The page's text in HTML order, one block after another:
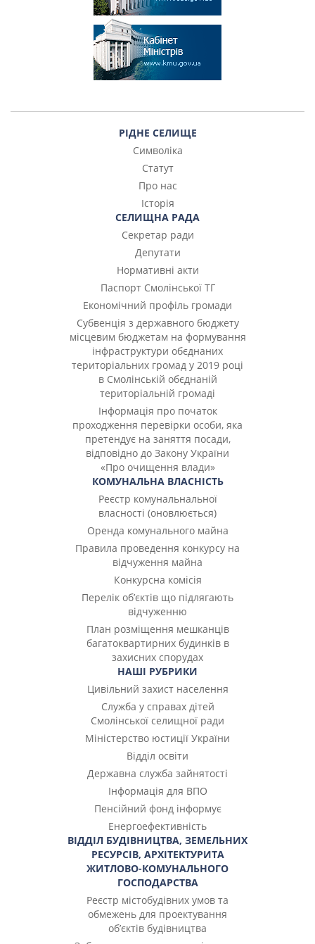
РІДНЕ СЕЛИЩЕ
Символіка
Статут
Про нас
Історія
СЕЛИЩНА РАДА
Секретар ради
Депутати
Нормативні акти
Паспорт Смолінської ТГ
Економічний профіль громади
Субвенція з державного бюджету
місцевим бюджетам на формування
інфраструктури обєднаних
територіальних громад у 2019 році
в Смолінській обєднаній
територіальній громаді
Інформація про початок
проходження перевірки особи, яка
претендує на заняття посади,
відповідно до Закону України
«Про очищення влади»
КОМУНАЛЬНА ВЛАСНІСТЬ
Реєстр комунальнальної
власності (оновлюється)
Оренда комунального майна
Правила проведення конкурсу на
відчуження майна
Конкурсна комісія
Перелік об’єктів що підлягають
відчуженню
План розміщення мешканців
багатоквартирних будинків в
захисних спорудах
НАШІ РУБРИКИ
Цивільний захист населення
Служба у справах дітей
Смолінської селищної ради
Міністерство юстиції України
Відділ освіти
Державна служба зайнятості
Інформація для ВПО
Пенсійний фонд інформує
Енергоефективність
ВІДДІЛ БУДІВНИЦТВА, ЗЕМЕЛЬНИХ
РЕСУРСІВ, АРХІТЕКТУРИТА
ЖИТЛОВО-КОМУНАЛЬНОГО
ГОСПОДАРСТВА
Реєстр містобудівних умов та
обмежень для проектування
об’єктів будівництва